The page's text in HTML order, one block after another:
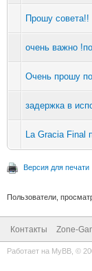
Прошу совета!!
очень важно
Очень прошу
задержка в
La Gracia
Версия для печати
Пользователи,
Контакты Zone-
Работает на MyBB , ©